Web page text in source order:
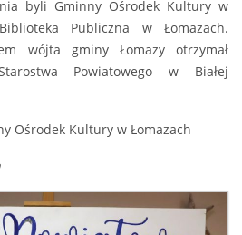
byli Gminny Ośrodek Kultury w
Publiczna w Łomazach.
wójta gminy Łomazy otrzymał
Powiatowego w Białej
Ośrodek Kultury w Łomazach